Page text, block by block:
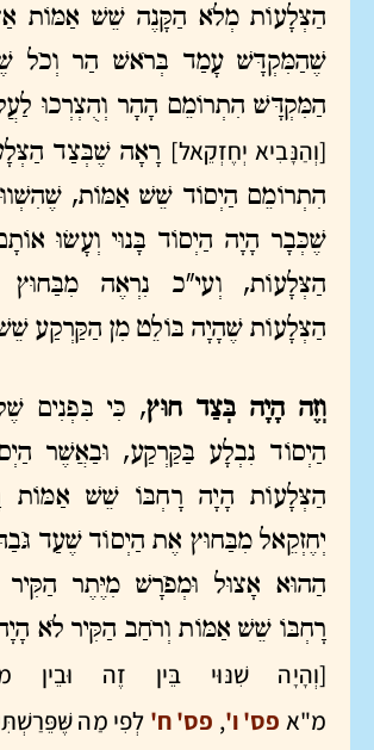
הַצְּלָעוֹת מְלֹא הַקָּנֶה שֵׁשׁ אַמּוֹת
שֶׁהַמִּקְדָּשׁ עָמַד בְּרֹאשׁ הַר וְכֹל
הַמִּקְדָּשׁ הִתְרוֹמֵם הָהָר וְהֻצְרְכוּ
[וְהַנָּבִיא יְחֶזְקֵאל] רָאָה שֶׁבְּצַד
הִתְרוֹמֵם הַיְסוֹד שֵׁשׁ אַמּוֹת,
שֶׁכְּבָר הָיָה הַיְסוֹד בָּנוּי וְעָשׂוּ
הַצְּלָעוֹת, וְעי"כ נִרְאֶה
הַצְּלָעוֹת שֶׁהָיָה בּוֹלֵט מִן הַקַּרְקַע
וְזֶה הָיָה בְּצַד חוּץ, כִּי בִּפְנִים
הַיְסוֹד נִבְלָע בַּקַּרְקַע, וּבַאֲשֶׁר
הַצְּלָעוֹת הָיָה רָחְבּוֹ שֵׁשׁ אַמּוֹת
יְחֶזְקֵאל מִבַּחוּץ אֶת הַיְסוֹד שֶׁעַד
הַהוּא אָצוּל וּמְפֹרָשׁ מִיֶּתֶר
רָחְבּוֹ שֵׁשׁ אַמּוֹת וְרֹחַב הַקִּיר לֹא
[וְהָיָה שִׁנּוּי בֵּין זֶה וּבֵין
מ"א פס' ו', פס' ח' לְפִי מַה